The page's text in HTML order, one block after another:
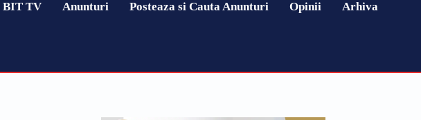
BIT TV Anunturi Posteaza si Cauta Anunturi Opinii Arhiva